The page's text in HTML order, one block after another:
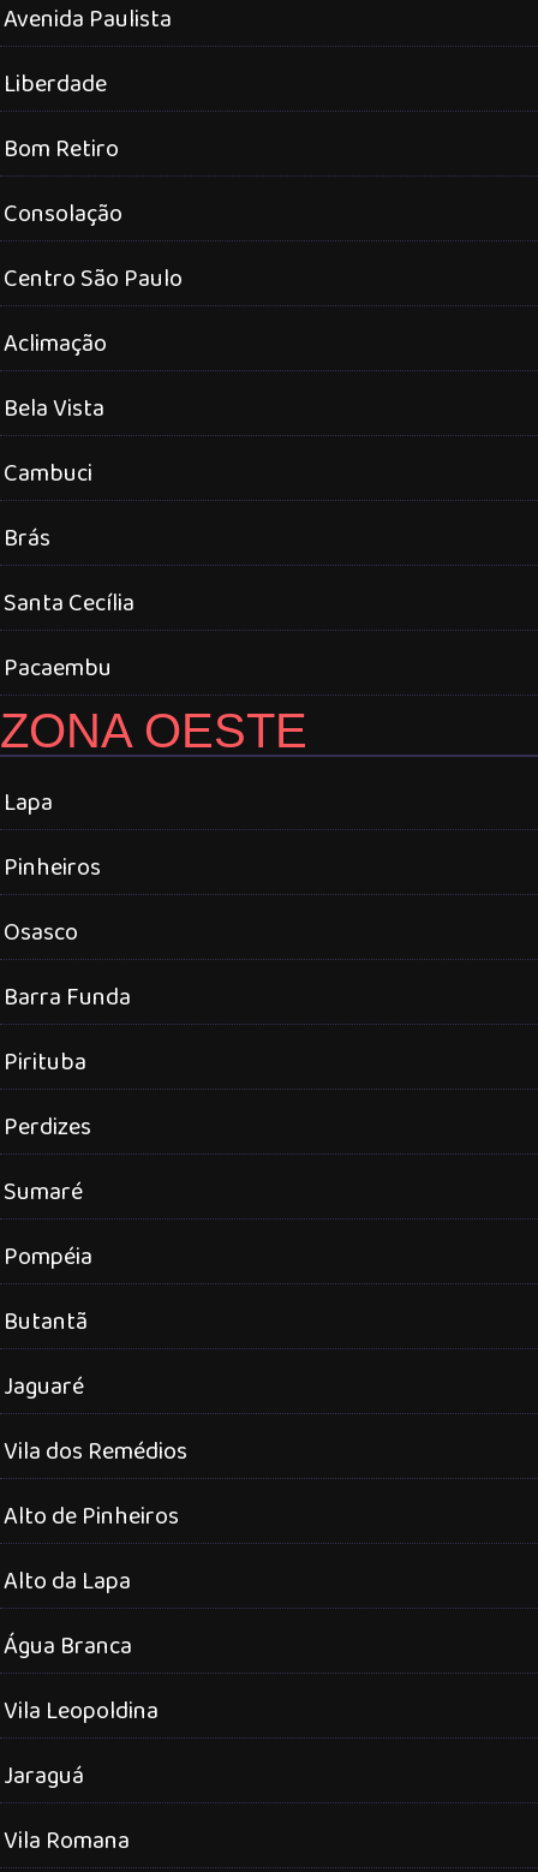
Avenida Paulista
Liberdade
Bom Retiro
Consolação
Centro São Paulo
Aclimação
Bela Vista
Cambuci
Brás
Santa Cecília
Pacaembu
ZONA OESTE
Lapa
Pinheiros
Osasco
Barra Funda
Pirituba
Perdizes
Sumaré
Pompéia
Butantã
Jaguaré
Vila dos Remédios
Alto de Pinheiros
Alto da Lapa
Água Branca
Vila Leopoldina
Jaraguá
Vila Romana